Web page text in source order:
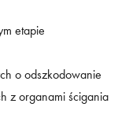
etapie
o odszkodowanie
z organami ścigania